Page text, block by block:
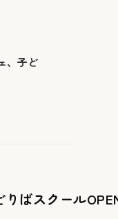
、子ど
りばスクール